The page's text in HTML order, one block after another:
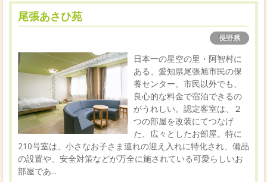
尾張あさひ苑
長野県
日本一の星空の里・阿智村に
ある、愛知県尾張旭市民の保
養センター。市民以外でも、
良心的な料金で宿泊できるの
がうれしい。認定客室は、２
つの部屋を改装にてつなげ
た、広々としたお部屋。特に
210号室は、小さなお子さま連れの迎え入れに特化され、備品
の設置や、安全対策などが万全に施されている可愛らしいお
部屋であ...